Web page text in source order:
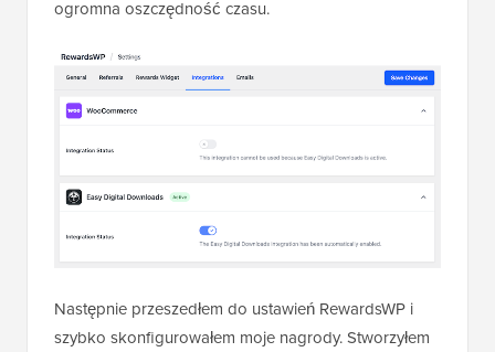
ogromna oszczędność czasu.
Następnie przeszedłem do ustawień RewardsWP i
szybko skonfigurowałem moje nagrody. Stworzyłem